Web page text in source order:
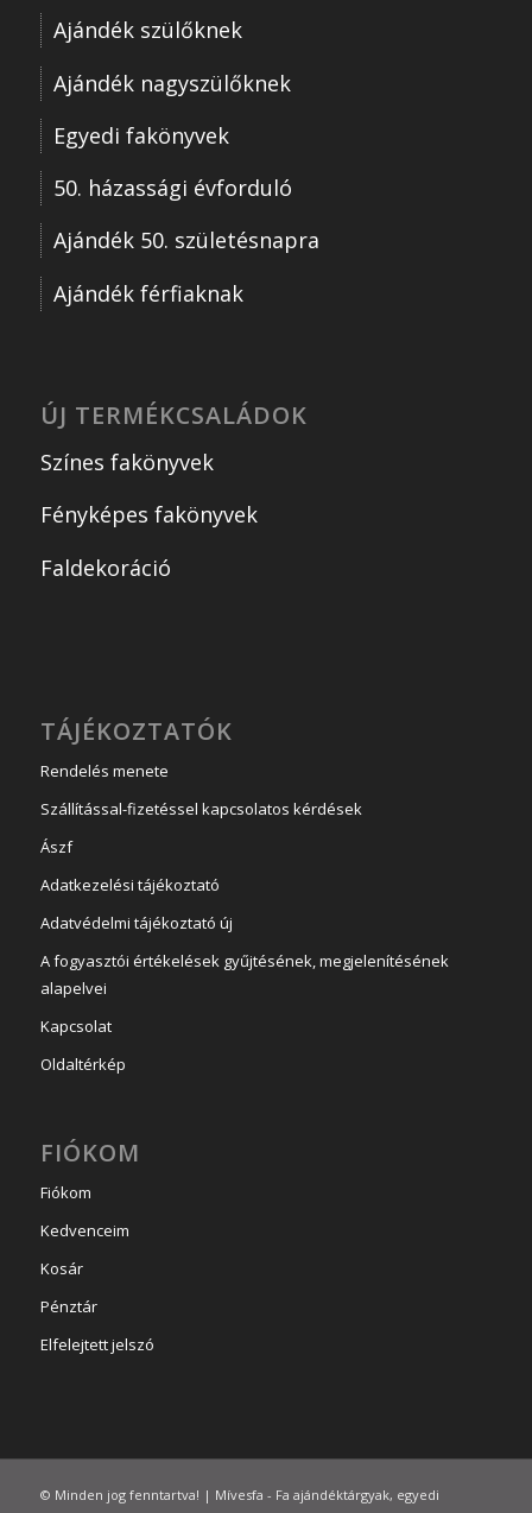
Ajándék szülőknek
Ajándék nagyszülőknek
Egyedi fakönyvek
50. házassági évforduló
Ajándék 50. születésnapra
Ajándék férfiaknak
ÚJ TERMÉKCSALÁDOK
Színes fakönyvek
Fényképes fakönyvek
Faldekoráció
TÁJÉKOZTATÓK
Rendelés menete
Szállítással-fizetéssel kapcsolatos kérdések
Ászf
Adatkezelési tájékoztató
Adatvédelmi tájékoztató új
A fogyasztói értékelések gyűjtésének, megjelenítésének
alapelvei
Kapcsolat
Oldaltérkép
FIÓKOM
Fiókom
Kedvenceim
Kosár
Pénztár
Elfelejtett jelszó
© Minden jog fenntartva! | Mívesfa - Fa ajándéktárgyak, egyedi